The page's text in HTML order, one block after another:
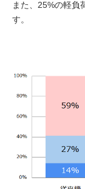
また、25%の軽負
す。